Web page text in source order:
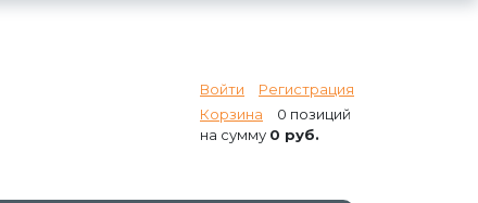
Войти
Регистрация
Корзина
0 позиций
на сумму 0 руб.